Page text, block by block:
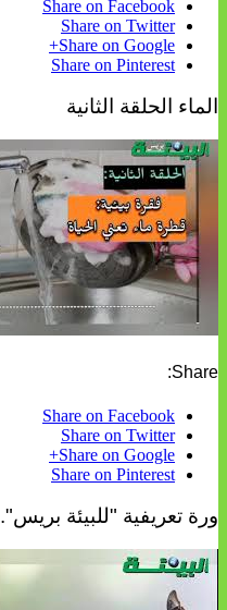
Share on Facebook
Share on Twitter
Share on Google+
Share on Pinterest
الماء الحلقة الثانية
Share:
Share on Facebook
Share on Twitter
Share on Google+
Share on Pinterest
ورة تعريفية "للبيئة بريس".